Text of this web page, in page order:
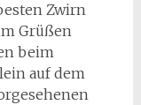
Zwirn
Grüßen
beim
auf dem